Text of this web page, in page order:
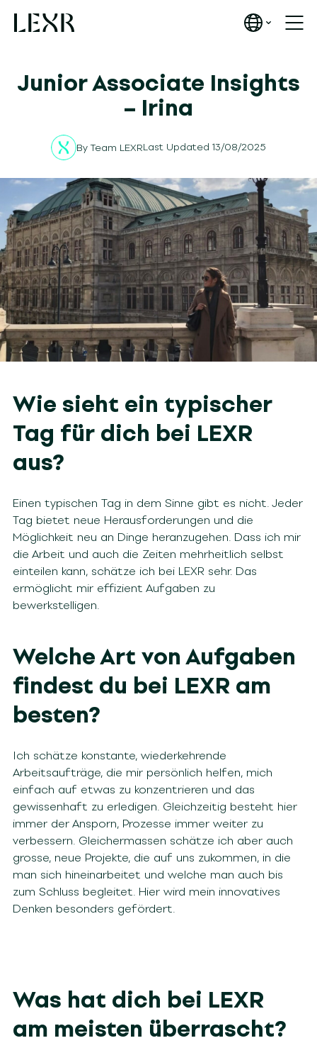
Junior Associate Insights
– Irina
By Team LEXRLast Updated 13/08/2025
Wie sieht ein typischer
Tag für dich bei LEXR
aus?
Einen typischen Tag in dem Sinne gibt es nicht. Jeder
Tag bietet neue Herausforderungen und die
Möglichkeit neu an Dinge heranzugehen. Dass ich mir
die Arbeit und auch die Zeiten mehrheitlich selbst
einteilen kann, schätze ich bei LEXR sehr. Das
ermöglicht mir effizient Aufgaben zu
bewerkstelligen.
Welche Art von Aufgaben
findest du bei LEXR am
besten?
Ich schätze konstante, wiederkehrende
Arbeitsaufträge, die mir persönlich helfen, mich
einfach auf etwas zu konzentrieren und das
gewissenhaft zu erledigen. Gleichzeitig besteht hier
immer der Ansporn, Prozesse immer weiter zu
verbessern. Gleichermassen schätze ich aber auch
grosse, neue Projekte, die auf uns zukommen, in die
man sich hineinarbeitet und welche man auch bis
zum Schluss begleitet. Hier wird mein innovatives
Denken besonders gefördert.
Was hat dich bei LEXR
am meisten überrascht?